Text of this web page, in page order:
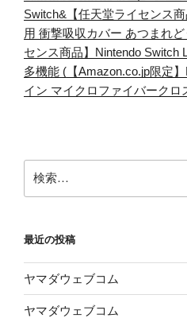
Switch&【任天堂ライセンス
用 衝撃吸収カバー あつまれ
センス商品】Nintendo Switch
多機能 (【Amazon.co.jp限定
イン マイクロファイバークロ
検
索:
最近の投稿
ヤマダウェブコム
ヤマダウェブコム